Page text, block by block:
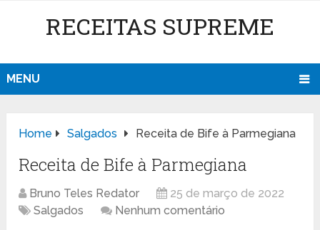
RECEITAS SUPREME
MENU
Home Salgados Receita de Bife à Parmegiana
Receita de Bife à Parmegiana
Bruno Teles Redator
25 de março de 2022
Salgados
Nenhum comentário